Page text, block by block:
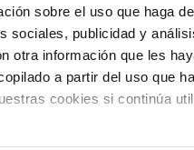
sobre el uso que haga
sociales, publicidad y
otra información que les
a partir del uso que
cookies si continúa